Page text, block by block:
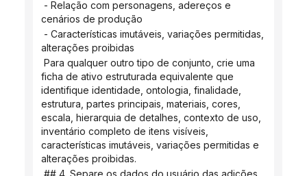
cenários de produção
alterações proibidas
ficha de ativo estruturada equivalente que
identifique identidade, ontologia, finalidade,
estrutura, partes principais, materiais, cores,
escala, hierarquia de detalhes, contexto de uso,
inventário completo de itens visíveis,
características imutáveis, variações permitidas e
alterações proibidas.